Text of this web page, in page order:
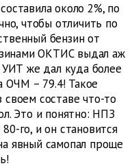
около 2%, по
чтобы отличить по
бензин от
ОКТИС выдал аж
УИТ же дал куда более
ОЧМ – 79.4! Такое
составе что-то
Это и понятно: НПЗ
го, и он становится
явный самопал проще